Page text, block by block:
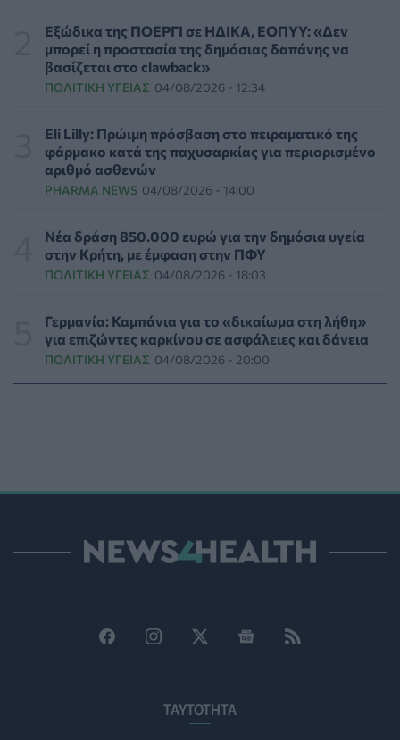
ΥΓΕΊΑ 06/08/2026 - 17:01
Γιαννάκος: Πρωτοφανής πίεση στο Νοσοκομείο
Ζακύνθου - Καταγγέλθηκαν οκτώ βιασμοί γυναικών
Έκτακτα μέτρα και στην Καστοριά κατά της διασποράς
της ευλογιάς των προβάτων
ΕΠΙΚΑΙΡΌΤΗΤΑ 06/08/2026 - 16:16
Τα τρία SOS στη μέση ηλικία που εξασφαλίζουν 13
επιπλέον χρόνια χωρίς άνοια
ΥΓΕΊΑ 06/08/2026 - 16:00
Εθελοντές του ΕΕΣ διέσωσαν δεκάδες οικόσιτα και
άγρια ζώα από τις φωτιές στη Δυτική Αττική
06/08/2026 - 15:42
ΥΓΕΊΑ 06/08/2026 - 15:00
ΕΔΟΕΑΠ: Συστάσεις για τις επερχόμενες ζέστες -
Πότε πρέπει να απευθυνθούμε στον γιατρό μας
Εξώδικα της ΠΟΕΡΓΙ σε ΗΔΙΚΑ, ΕΟΠΥΥ: «Δεν
μπορεί η προστασία της δημόσιας δαπάνης να
βασίζεται στο clawback»
ΠΟΛΙΤΙΚΉ ΥΓΕΊΑΣ 04/08/2026 - 12:34
Eli Lilly: Πρώιμη πρόσβαση στο πειραματικό της
φάρμακο κατά της παχυσαρκίας για περιορισμένο
αριθμό ασθενών
PHARMA NEWS 04/08/2026 - 14:00
Νέα δράση 850.000 ευρώ για την δημόσια υγεία
στην Κρήτη, με έμφαση στην ΠΦΥ
ΠΟΛΙΤΙΚΉ ΥΓΕΊΑΣ 04/08/2026 - 18:03
Γερμανία: Καμπάνια για το «δικαίωμα στη λήθη»
για επιζώντες καρκίνου σε ασφάλειες και δάνεια
ΠΟΛΙΤΙΚΉ ΥΓΕΊΑΣ 04/08/2026 - 20:00
ΤΑΥΤΟΤΗΤΑ